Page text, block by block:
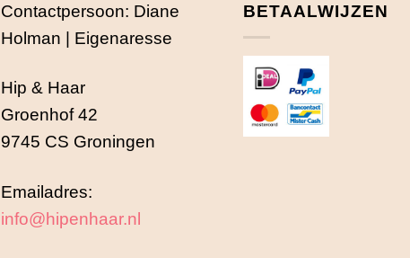
Contactpersoon: Diane
Holman | Eigenaresse
Hip & Haar
Groenhof 42
9745 CS Groningen
Emailadres:
info@hipenhaar.nl
BETAALWIJZEN